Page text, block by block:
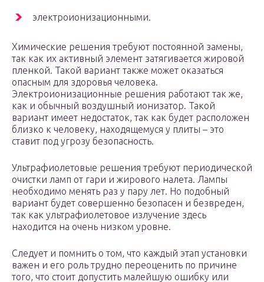
электроионизационными.
Химические решения требуют постоянной замены,
так как их активный элемент затягивается жировой
пленкой. Такой вариант также может оказаться
опасным для здоровья человека.
Электроионизационные решения работают так же,
как и обычный воздушный ионизатор. Такой
вариант имеет недостаток, так как будет расположен
близко к человеку, находящемуся у плиты – это
ставит под угрозу безопасность.
Ультрафиолетовые решения требуют периодической
очистки ламп от гари и жирового налета. Лампы
необходимо менять раз у пару лет. Но подобный
вариант будет совершенно безопасен и безвреден,
так как ультрафиолетовое излучение здесь
находится на очень низком уровне.
Следует и помнить о том, что каждый этап установки
важен и его роль трудно переоценить по причине
того, что стоит допустить малейшую ошибку или